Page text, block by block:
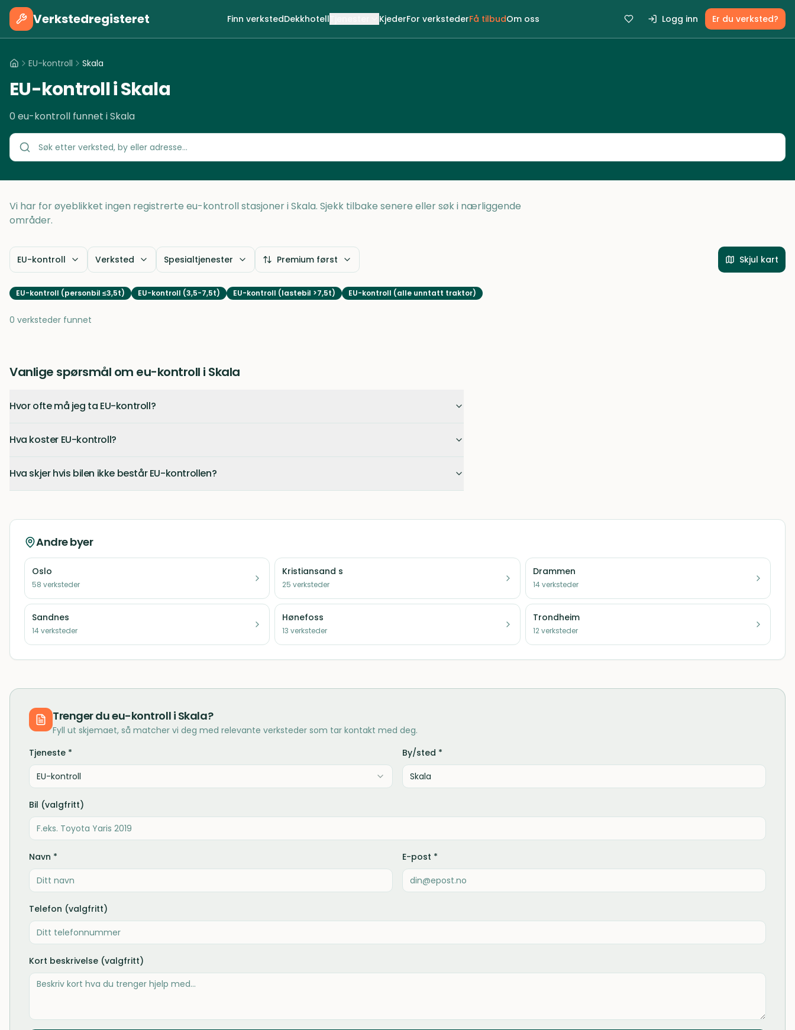
Verkstedregisteret Finn verkstedDekkhotell KjederFor verkstederFå tilbudOm oss Logg inn Er du verksted?
EU-kontroll Skala
EU-kontroll i Skala
0 eu-kontroll funnet i Skala
Vi har for øyeblikket ingen registrerte eu-kontroll stasjoner i Skala. Sjekk tilbake senere eller søk i nærliggende
områder.
EU-kontroll Verksted Spesialtjenester Premium først Skjul kart
EU-kontroll (personbil ≤3,5t) EU-kontroll (3,5-7,5t) EU-kontroll (lastebil >7,5t) EU-kontroll (alle unntatt traktor)
0 verksteder funnet
Vanlige spørsmål om eu-kontroll i Skala
Hvor ofte må jeg ta EU-kontroll?
Hva koster EU-kontroll?
Hva skjer hvis bilen ikke består EU-kontrollen?
Andre byer
Oslo
58 verksteder
Kristiansand s
25 verksteder
Drammen
14verksteder
Sandnes
14verksteder
Hønefoss
13 verksteder
Trondheim
12verksteder
Trenger dueu-kontroll i Skala?
Fyll ut skjemaet, så matcher vi deg med relevante verksteder som tar kontakt med deg.
Tjeneste *
EU-kontroll
By/sted *
Bil (valgfritt)
Navn * E-post *
Telefon (valgfritt)
Kort beskrivelse (valgfritt)